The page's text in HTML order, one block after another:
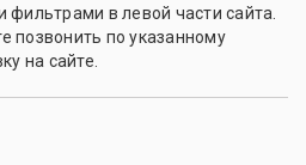
фильтрами в левой части сайта.
позвонить по указанному
на сайте.